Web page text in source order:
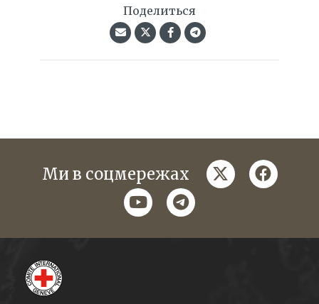
Поделиться
Ми в соцмережах twitter
youtubetelegram